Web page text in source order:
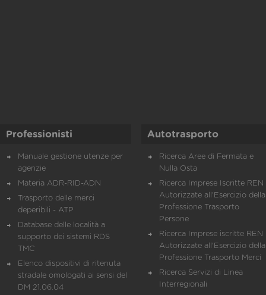
Professionisti
Manuale gestione utenze per
agenzie
Materia ADR-RID-ADN
Trasporto delle merci
deperibili - ATP
Database delle località a
supporto dei sistemi RDS
TMC
Elenco dispositivi di ritenuta
stradale omologati ai sensi del
DM 21.06.04
Autotrasporto
Ricerca Aree di Fermata e
Nulla Osta
Ricerca Imprese Iscritte REN
Autorizzate all'Esercizio della
Professione Trasporto
Persone
Ricerca Imprese iscritte REN
Autorizzate all'Esercizio della
Professione Trasporto Merci
Ricerca Servizi di Linea
Interregionali